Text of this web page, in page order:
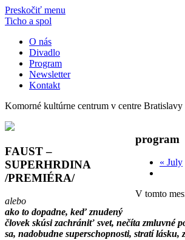
Preskočiť menu
Ticho a spol
O nás
Divadlo
Program
Newsletter
Kontakt
Komorné kultúrne centrum v centre Bratislavy
program
« July
V tomto
FAUST –
SUPERHRDINA
/PREMIÉRA/
alebo
ako to dopadne, keď znudený
človek skúsi zachrániť svet, nečíta zmluvné
sa, nadobudne superschopnosti, stratí lásku,